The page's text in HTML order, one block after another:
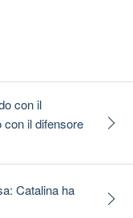
con il
con il difensore
Catalina ha